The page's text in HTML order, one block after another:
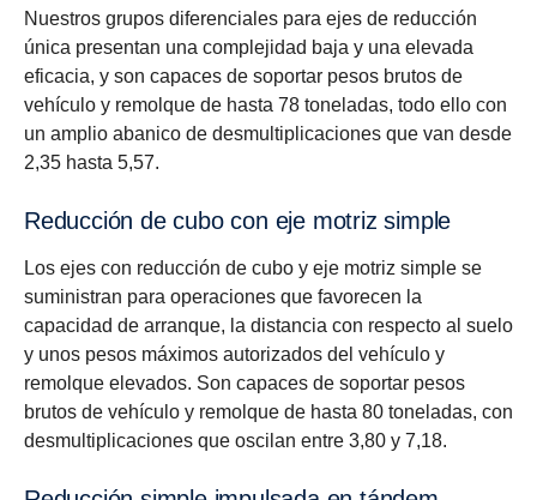
Nuestros grupos diferenciales para ejes de reducción
única presentan una complejidad baja y una elevada
eficacia, y son capaces de soportar pesos brutos de
vehículo y remolque de hasta 78 toneladas, todo ello con
un amplio abanico de desmultiplicaciones que van desde
2,35 hasta 5,57.
Reducción de cubo con eje motriz simple
Los ejes con reducción de cubo y eje motriz simple se
suministran para operaciones que favorecen la
capacidad de arranque, la distancia con respecto al suelo
y unos pesos máximos autorizados del vehículo y
remolque elevados. Son capaces de soportar pesos
brutos de vehículo y remolque de hasta 80 toneladas, con
desmultiplicaciones que oscilan entre 3,80 y 7,18.